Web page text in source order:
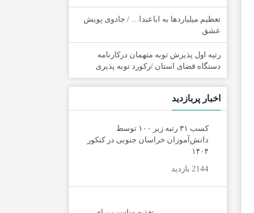
تعظیم میلیاردها به اباعبدا… / جادوی پویش
عشق
رتیه اول پذیرش توبه متهمان درکارنامه
دستگاه قضای استان /رکورد توبه پذیری
اخبار پربازدید
کسب ۳۱ رتبه زیر ۱۰۰ توسط
دانش‌آموزان خراسان جنوبی در کنکور
۱۴۰۴
2144 بازدید